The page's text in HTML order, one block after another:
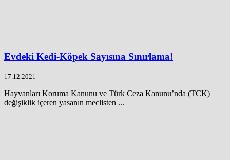
Evdeki Kedi-Köpek Sayısına Sınırlama!
17.12.2021
Hayvanları Koruma Kanunu ve Türk Ceza Kanunu’nda (TCK)
değişiklik içeren yasanın meclisten ...